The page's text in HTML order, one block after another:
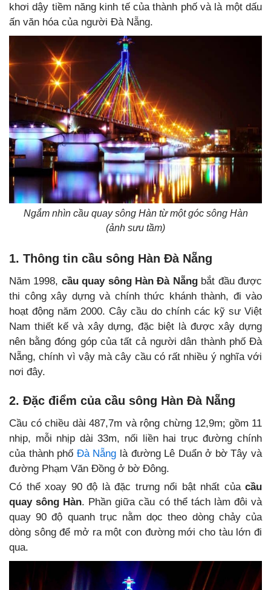
khơi dậy tiềm năng kinh tế của thành phố và là một dấu
ấn văn hóa của người Đà Nẵng.
Ngắm nhìn cầu quay sông Hàn từ một góc sông Hàn
(ảnh sưu tầm)
1. Thông tin cầu sông Hàn Đà Nẵng
Năm 1998, cầu quay sông Hàn Đà Nẵngbắt đầu được
thi công xây dựng và chính thức khánh thành, đi vào
hoạt động năm 2000. Cây cầu do chính các kỹ sư Việt
Nam thiết kế và xây dựng, đặc biệt là được xây dựng
nên bằng đóng góp của tất cả người dân thành phố Đà
Nẵng, chính vì vậy mà cây cầu có rất nhiều ý nghĩa với
nơi đây.
2. Đặc điểm của cầu sông Hàn Đà Nẵng
Cầu có chiều dài 487,7m và rộng chừng 12,9m; gồm 11
nhịp, mỗi nhịp dài 33m, nối liền hai trục đường chính
của thành phố Đà Nẵng là đường Lê Duẩn ở bờ Tây và
đường Phạm Văn Đồng ở bờ Đông.
Có thể xoay 90 độ là đặc trưng nổi bật nhất của cầu
quay sông Hàn. Phần giữa cầu có thể tách làm đôi và
quay 90 độ quanh trục nằm dọc theo dòng chảy của
dòng sông để mở ra một con đường mới cho tàu lớn đi
qua.